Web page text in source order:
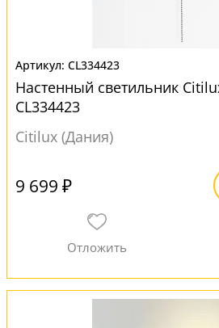
CL334423
Настенный светильник
CL334423
Citilux (Дания)
9 699 ₽